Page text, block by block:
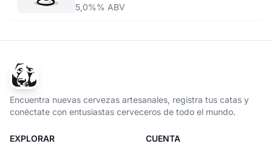
5,0%% ABV
Encuentra nuevas cervezas artesanales, registra tus catas y
conéctate con entusiastas cerveceros de todo el mundo.
EXPLORAR CUENTA